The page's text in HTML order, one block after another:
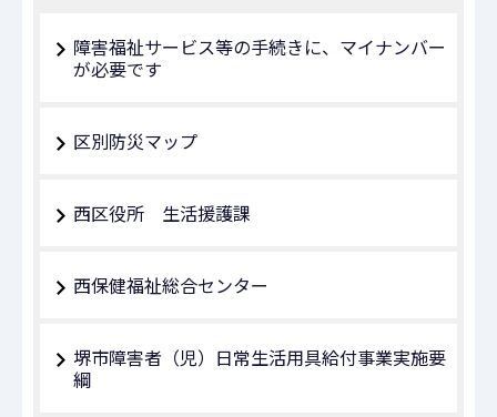
障害福祉サービス等の手続きに、マイナンバー
が必要です
区別防災マップ
西区役所 生活援護課
西保健福祉総合センター
堺市障害者（児）日常生活用具給付事業実施要
綱